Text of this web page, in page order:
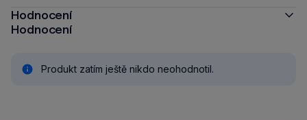
Hodnocení
Hodnocení
Produkt zatím ještě nikdo neohodnotil.